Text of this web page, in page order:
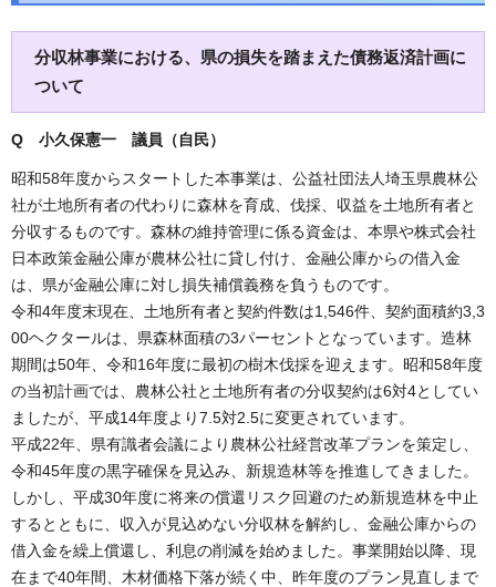
分収林事業における、県の損失を踏まえた債務返済計画に
ついて
Q 小久保憲一 議員（自民）
昭和58年度からスタートした本事業は、公益社団法人埼玉県農林公
社が土地所有者の代わりに森林を育成、伐採、収益を土地所有者と
分収するものです。森林の維持管理に係る資金は、本県や株式会社
日本政策金融公庫が農林公社に貸し付け、金融公庫からの借入金
は、県が金融公庫に対し損失補償義務を負うものです。
令和4年度末現在、土地所有者と契約件数は1,546件、契約面積約3,3
00ヘクタールは、県森林面積の3パーセントとなっています。造林
期間は50年、令和16年度に最初の樹木伐採を迎えます。昭和58年度
の当初計画では、農林公社と土地所有者の分収契約は6対4としてい
ましたが、平成14年度より7.5対2.5に変更されています。
平成22年、県有識者会議により農林公社経営改革プランを策定し、
令和45年度の黒字確保を見込み、新規造林等を推進してきました。
しかし、平成30年度に将来の償還リスク回避のため新規造林を中止
するとともに、収入が見込めない分収林を解約し、金融公庫からの
借入金を繰上償還し、利息の削減を始めました。事業開始以降、現
在まで40年間、木材価格下落が続く中、昨年度のプラン見直しまで